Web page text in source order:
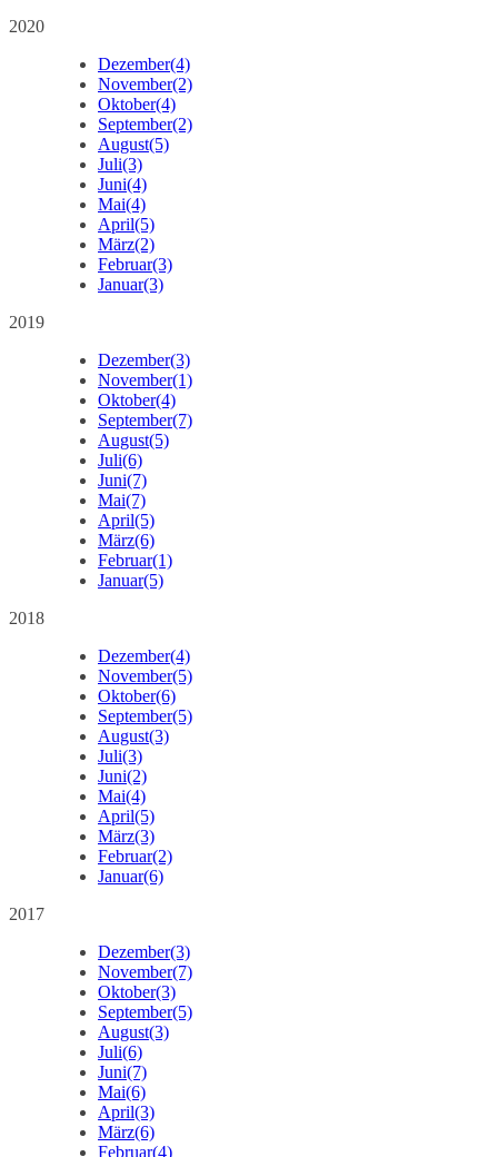
2020
Dezember(4)
November(2)
Oktober(4)
September(2)
August(5)
Juli(3)
Juni(4)
Mai(4)
April(5)
März(2)
Februar(3)
Januar(3)
2019
Dezember(3)
November(1)
Oktober(4)
September(7)
August(5)
Juli(6)
Juni(7)
Mai(7)
April(5)
März(6)
Februar(1)
Januar(5)
2018
Dezember(4)
November(5)
Oktober(6)
September(5)
August(3)
Juli(3)
Juni(2)
Mai(4)
April(5)
März(3)
Februar(2)
Januar(6)
2017
Dezember(3)
November(7)
Oktober(3)
September(5)
August(3)
Juli(6)
Juni(7)
Mai(6)
April(3)
März(6)
Februar(4)